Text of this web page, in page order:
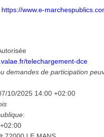
https://www.e-
telechargement-dce
demandes de participation
10/2025 14:00 +02:00
: